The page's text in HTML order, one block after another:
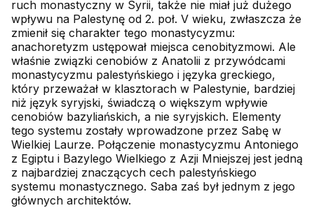
ruch monastyczny w Syrii, także nie miał już dużego
wpływu na Palestynę od 2. poł. V wieku, zwłaszcza że
zmienił się charakter tego monastycyzmu:
anachoretyzm ustępował miejsca cenobityzmowi. Ale
właśnie związki cenobiów z Anatolii z przywódcami
monastycyzmu palestyńskiego i języka greckiego,
który przeważał w klasztorach w Palestynie, bardziej
niż język syryjski, świadczą o większym wpływie
cenobiów bazyliańskich, a nie syryjskich. Elementy
tego systemu zostały wprowadzone przez Sabę w
Wielkiej Laurze. Połączenie monastycyzmu Antoniego
z Egiptu i Bazylego Wielkiego z Azji Mniejszej jest jedną
z najbardziej znaczących cech palestyńskiego
systemu monastycznego. Saba zaś był jednym z jego
głównych architektów.